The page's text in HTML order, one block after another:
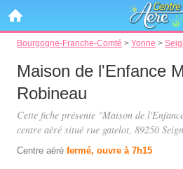
Bourgogne-Franche-Comté > Yonne >
Maison de l'Enfance
Robineau
Cette fiche présente "Maison de
centre aéré situé rue gatelot, 89250
Centre aéré fermé, ouvre à 7h15